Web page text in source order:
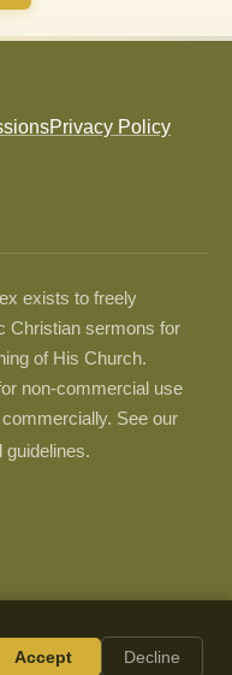
Privacy Policy
exists to freely
Christian sermons for
of His Church.
non-commercial use
See our
guidelines.
Accept Decline